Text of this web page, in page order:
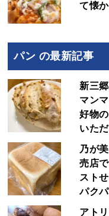
て懐
パン の最新記事
新三
マン
好物
いた
乃が
売店
スト
パク
アト